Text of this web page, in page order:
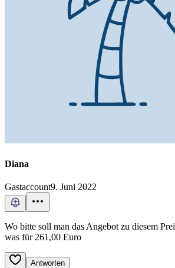
Diana
Gastaccount9. Juni 2022
Wo bitte soll man das Angebot zu diesem
was für 261,00 Euro
Antworten